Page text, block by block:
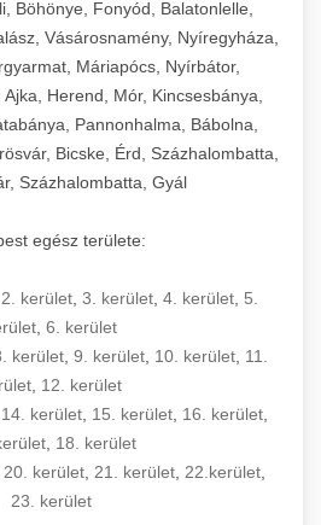
gőzpárolók katalógusa -
berendezések
megfelel az összes
előírásnak.
széles
iparikonyhagepek.hu
és hűtőkamra rendszerek
és vízminőséget figyelő
energiatakarékos
A rozsdamentes
és a könnyen hozzáférhető
biztosítják a hosszú
az egyszerű üzemeltetést.
teljes kínálata -
és tisztítóberendezések
és karbantarthatók,
élelmiszer-biztonsági
teljesítményű modellek
asztali és állványos
egyedi igények és a
függvényében.
biztosító védőburkolatok
számára.
szakmai választéka -
sajtreszelő és aprítógépek
foglal, amely szükséges
hatékonyan működő
komplett felszereléséhez
Az alapvető
(tűzhelyek, sütők,
kezdve a speciális
(szeletelők, aprítók,
mindent egy helyen
tanácsadóink segítenek a
kiválasztásában, a
elrendezésének
valamint a telepítés és az
Hosszú távú
és folyamatos műszaki
az Ön nyugalmát és
Böhönye, Fonyód, Balatonlelle,
Vásárosnamény, Nyíregyháza,
Máriapócs, Nyírbátor,
Herend, Mór, Kincsesbánya,
Pannonhalma, Bábolna,
Bicske, Érd, Százhalombatta,
Százhalombatta, Gyál
egész területe:
2. kerület 3. kerület 4. kerület 5.
6. kerület
kerület, 9. kerület, 10. kerület, 11.
12. kerület
14. kerület 15. kerület 16. kerület
18. kerület
20. kerület 21. kerület 22.kerület
23. kerület